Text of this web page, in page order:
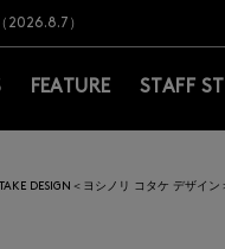
料無料！お買い物の際は会員登
2026.8.7）
）
料無料！お買い物の際は会員登
FEATURE STAFF
DESIGN＜ヨシノリ コタケ デザイ